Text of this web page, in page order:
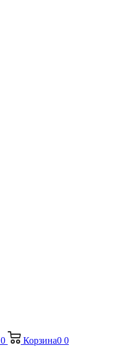
0 Корзина0 0